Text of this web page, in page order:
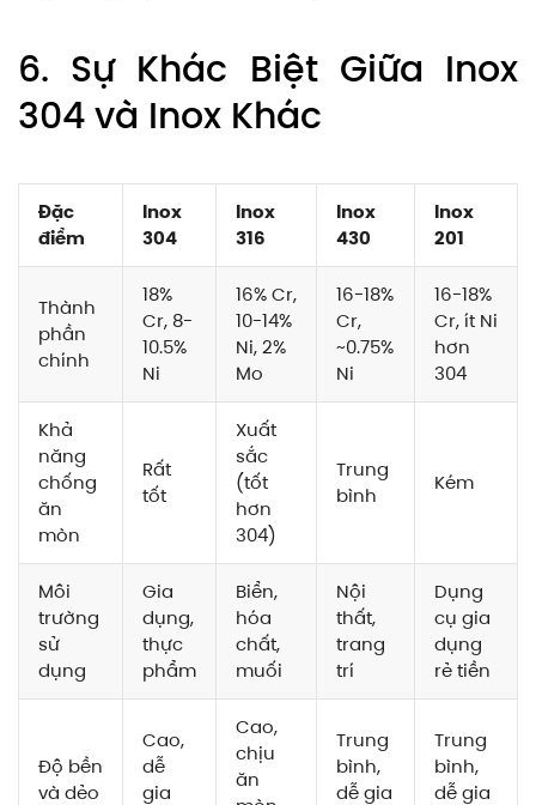
6. Sự Khác Biệt Giữa Inox
304 và Inox Khác
Đặc
điểm
Inox
304
Inox
316
Inox
430
Inox
201
Thành
phần
chính
18%
Cr, 8-
10.5%
Ni
16% Cr,
10-14%
Ni, 2%
Mo
16-18%
Cr,
~0.75%
Ni
16-18%
Cr, ít Ni
hơn
304
Khả
năng
chống
ăn
mòn
Rất
tốt
Xuất
sắc
(tốt
hơn
304)
Trung
bình
Kém
Môi
trường
sử
dụng
Gia
dụng,
thực
phẩm
Biển,
hóa
chất,
muối
Nội
thất,
trang
trí
Dụng
cụ gia
dụng
rẻ tiền
Độ bền
và dẻo
Cao,
dễ
gia
Cao,
chịu
ăn
Trung
bình,
dễ gia
Trung
bình,
dễ gia